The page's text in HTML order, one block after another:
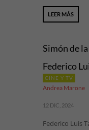
LEER MÁS
Simón de
Federico
CINE Y TV
Andrea Marone
12 DIC, 2024
Federico Luis